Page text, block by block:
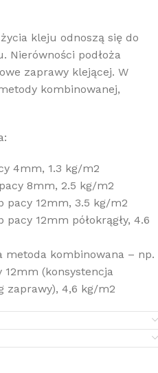
kleju odnoszą się do
Nierówności podłoża
zaprawy klejącej. W
kombinowanej,
4mm, 1.3 kg/m2
8mm, 2.5 kg/m2
pacy 12mm, 3.5 kg/m2
pacy 12mm półokrągły, 4.6
metoda kombinowana – np.
12mm (konsystencja
zaprawy), 4,6 kg/m2